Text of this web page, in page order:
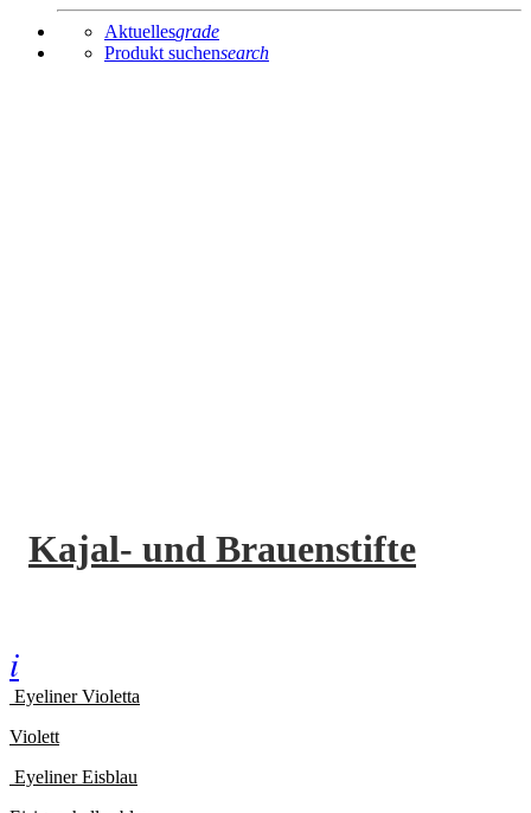
Aktuellesgrade
Produkt suchensearch
Kajal- und Brauenstifte
i
Eyeliner Violetta
Violett
Eyeliner Eisblau